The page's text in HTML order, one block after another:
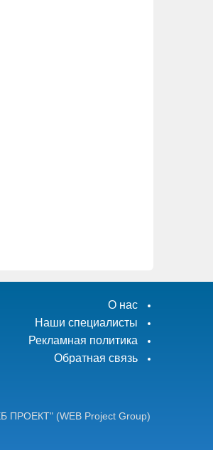
О нас
Наши специалисты
Рекламная политика
Обратная связь
ПРОЕКТ" (WEB Project Group)